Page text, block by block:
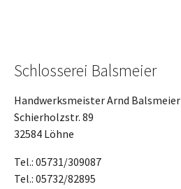
Schlosserei Balsmeier
Handwerksmeister Arnd Balsmeier
Schierholzstr. 89
32584 Löhne
Tel.: 05731/309087
Tel.: 05732/82895